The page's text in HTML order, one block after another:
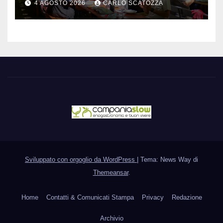
cibo
4 AGOSTO 2026 CARLO SCATOZZA
Sviluppato con orgoglio da WordPress
Tema: News Way di
Themeansar.
Home Contatti & Comunicati Stampa Privacy Redazione
Archivio